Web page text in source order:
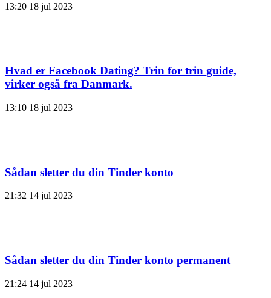
13:20 18 jul 2023
Hvad er Facebook Dating? Trin for trin guide,
virker også fra Danmark.
13:10 18 jul 2023
Sådan sletter du din Tinder konto
21:32 14 jul 2023
Sådan sletter du din Tinder konto permanent
21:24 14 jul 2023